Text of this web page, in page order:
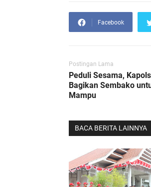
Facebook
Postingan Lama
Peduli Sesama,
Bagikan Sembako
Mampu
BACA BERITA LAINNYA